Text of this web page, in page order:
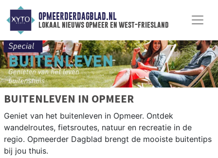
OPMEERDERDAGBLAD.NL
lokaal nieuws opmeer en west-friesland
BUITENLEVEN IN OPMEER
Geniet van het buitenleven in Opmeer. Ontdek
wandelroutes, fietsroutes, natuur en recreatie in de
regio. Opmeerder Dagblad brengt de mooiste buitentips
bij jou thuis.